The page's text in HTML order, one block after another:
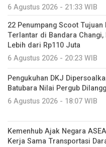
6 Agustus 2026 - 21:33 WIB
22 Penumpang Scoot Tujuan
Terlantar di Bandara Changi,
Lebih dari Rp110 Juta
6 Agustus 2026 - 20:23 WIB
Pengukuhan DKJ
Batubara Nilai Pergub
6 Agustus 2026 - 18:07 WIB
Kemenhub Ajak Negara
Kerja Sama Transportasi